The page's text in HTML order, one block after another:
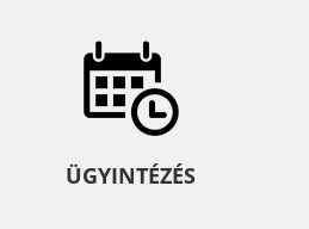
ÜGYINTÉZÉS